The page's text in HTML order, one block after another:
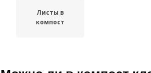
Листы в
компост